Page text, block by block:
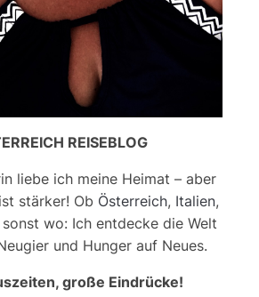
REISEBLOG
liebe ich meine Heimat – aber
stärker! Ob Österreich, Italien,
wo: Ich entdecke die Welt
und Hunger auf Neues.
große Eindrücke!